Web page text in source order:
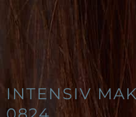
INTENSIV